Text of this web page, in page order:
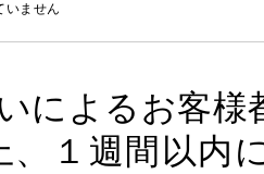
いません
によるお客
、１週間以